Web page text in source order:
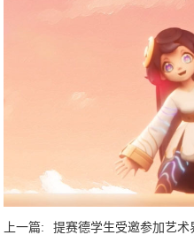
上一篇: 提赛德学生受邀参加艺术